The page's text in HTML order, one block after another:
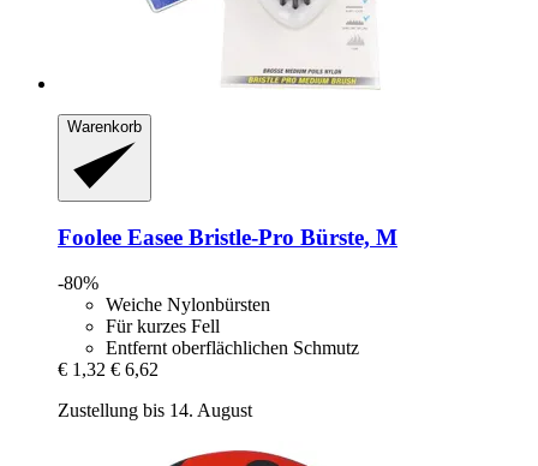
Warenkorb
Foolee Easee Bristle-​Pro Bürste, M
-80%
Weiche Nylonbürsten
Für kurzes Fell
Entfernt oberflächlichen Schmutz
€ 1,32 € 6,62
Zustellung bis 14. August